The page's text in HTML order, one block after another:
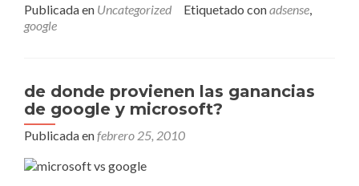
Publicada en Uncategorized Etiquetado conadsense,
google
de donde provienen las ganancias
de google y microsoft?
Publicada enfebrero 25, 2010